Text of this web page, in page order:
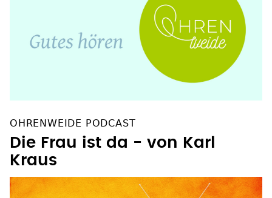
OHRENWEIDE PODCAST
Die Frau ist da - von Karl
Kraus